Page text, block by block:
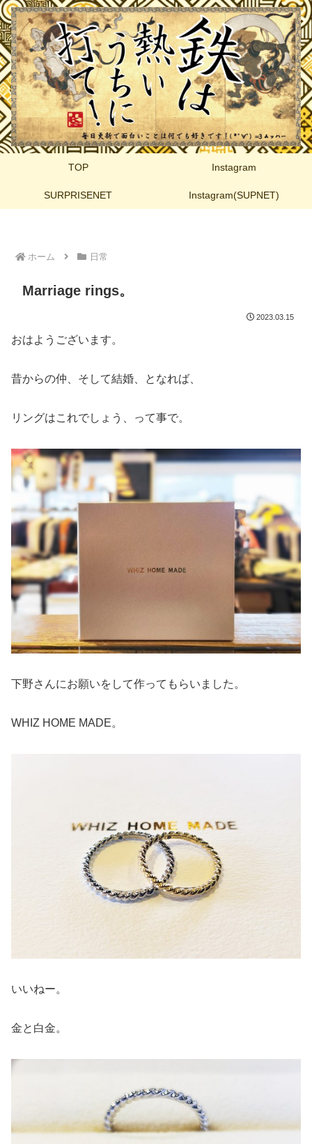
TOP Instagram
SURPRISENET Instagram(SUPNET)
ホーム 日常
Marriage rings。
2023.03.15
おはようございます。
昔からの仲、そして結婚、となれば、
リングはこれでしょう、って事で。
下野さんにお願いをして作ってもらいました。
WHIZ HOME MADE。
いいねー。
金と白金。